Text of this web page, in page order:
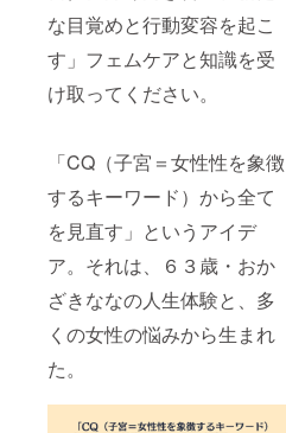
な目覚めと行動変容を起こ
す」フェムケアと知識を受
け取ってください。
「CQ（子宮＝女性性を象徴
するキーワード）から全て
を見直す」というアイデ
ア。それは、６３歳・おか
ざきななの人生体験と、多
くの女性の悩みから生まれ
た。